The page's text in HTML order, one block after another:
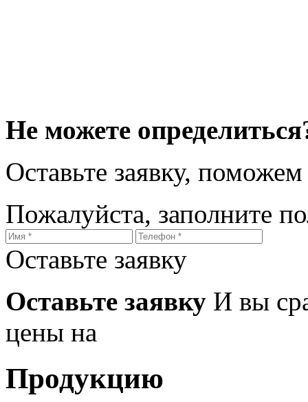
Не можете
Оставьте заявку,
Пожалуйста, заполните
Оставьте заявку
Оставьте заявку И вы
цены на
Продукцию